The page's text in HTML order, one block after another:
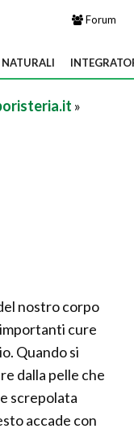
Forum
»
nostro corpo
cure
Quando si
dalla pelle che
screpolata
accade con